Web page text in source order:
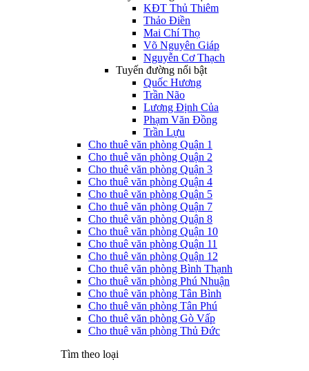
KĐT Thủ Thiêm
Thảo Điền
Mai Chí Thọ
Võ Nguyên Giáp
Nguyễn Cơ Thạch
Tuyến đường nổi bật
Quốc Hương
Trần Não
Lương Định Của
Phạm Văn Đồng
Trần Lựu
Cho thuê văn phòng Quận 1
Cho thuê văn phòng Quận 2
Cho thuê văn phòng Quận 3
Cho thuê văn phòng Quận 4
Cho thuê văn phòng Quận 5
Cho thuê văn phòng Quận 7
Cho thuê văn phòng Quận 8
Cho thuê văn phòng Quận 10
Cho thuê văn phòng Quận 11
Cho thuê văn phòng Quận 12
Cho thuê văn phòng Bình Thạnh
Cho thuê văn phòng Phú Nhuận
Cho thuê văn phòng Tân Bình
Cho thuê văn phòng Tân Phú
Cho thuê văn phòng Gò Vấp
Cho thuê văn phòng Thủ Đức
Tìm theo loại